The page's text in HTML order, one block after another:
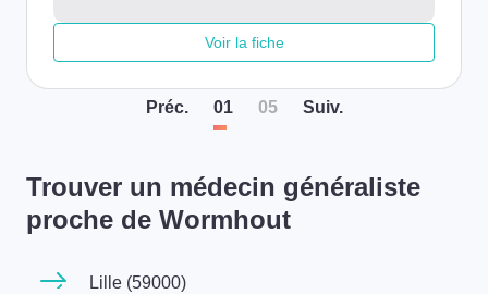
Voir la fiche
Préc. 01 05 Suiv.
Trouver un médecin généraliste
proche de Wormhout
Lille (59000)